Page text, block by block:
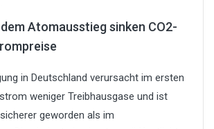
Atomausstieg sinken CO2-
in Deutschland verursacht im ersten
weniger Treibhausgase und ist
geworden als im